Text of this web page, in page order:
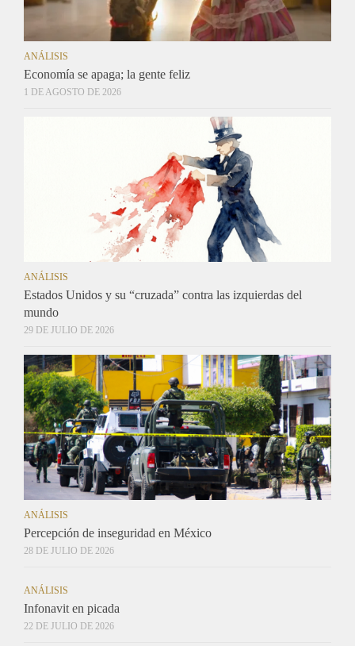
ANÁLISIS
Economía se apaga; la gente feliz
1 DE AGOSTO DE 2026
ANÁLISIS
Estados Unidos y su “cruzada” contra las izquierdas del
mundo
29 DE JULIO DE 2026
ANÁLISIS
Percepción de inseguridad en México
28 DE JULIO DE 2026
ANÁLISIS
Infonavit en picada
22 DE JULIO DE 2026